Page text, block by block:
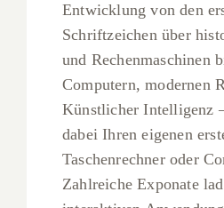
Entwicklung von den
Schriftzeichen über
und Rechenmaschinen
Computern, modernen
Künstlicher Intelligenz
dabei Ihren eigenen
Taschenrechner oder
Zahlreiche Exponate